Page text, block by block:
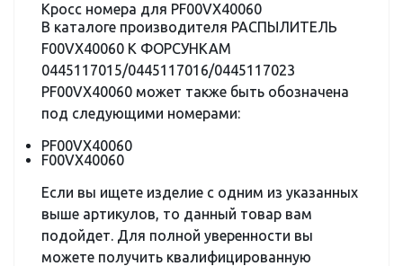
Кросс номера для PF00VX40060
В каталоге производителя РАСПЫЛИТЕЛЬ
F00VX40060 К ФОРСУНКАМ
0445117015/0445117016/0445117023
PF00VX40060 может также быть обозначена
под следующими номерами:
PF00VX40060
F00VX40060
Если вы ищете изделие с одним из указанных
выше артикулов, то данный товар вам
подойдет. Для полной уверенности вы
можете получить квалифицированную